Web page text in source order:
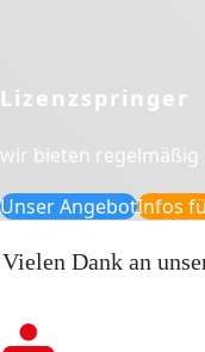
Lizenzspringer
wir bieten regelmäßig
Unser AngebotInfos
Vielen Dank an